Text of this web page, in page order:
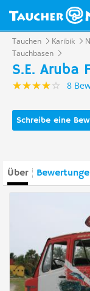
Tauchen Karibik
Tauchbasen
S.E. Aruba
8
Schreibe eine
Über